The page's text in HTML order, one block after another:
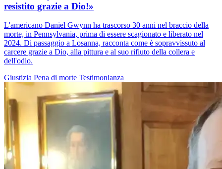
resistito grazie a Dio!»
L'americano Daniel Gwynn ha trascorso 30 anni nel braccio della
morte, in Pennsylvania, prima di essere scagionato e liberato nel
2024. Di passaggio a Losanna, racconta come è sopravvissuto al
carcere grazie a Dio, alla pittura e al suo rifiuto della collera e
dell'odio.
Giustizia Pena di morte Testimonianza